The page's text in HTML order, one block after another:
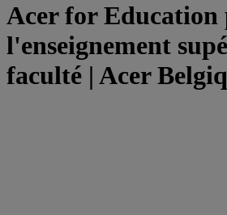
Acer for Education
l'enseignement
faculté | Acer